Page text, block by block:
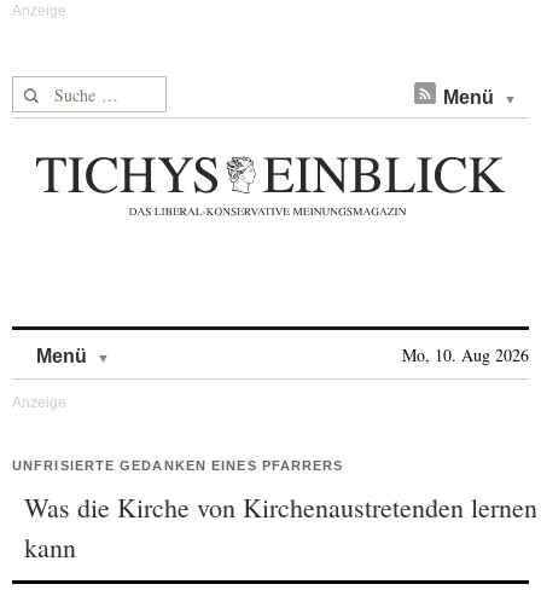
Suche nach: Menü
Menü Mo, 10. Aug 2026
UNFRISIERTE GEDANKEN EINES PFARRERS
Was die Kirche von Kirchenaustretenden lernen
kann